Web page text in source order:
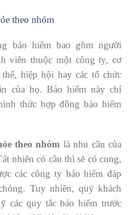
bảo hiểm bao gồm người
viên thuộc một công ty, cơ
hiệp hội hay các tổ chức
của họ. Bảo hiểm này chỉ
thức hợp đồng bảo hiểm
theo nhóm là nhu cầu của
nhiên có cầu thì sẽ có cung,
các công ty bảo hiểm đáp
Tuy nhiên, quý khách
các quy tắc bảo hiểm trước